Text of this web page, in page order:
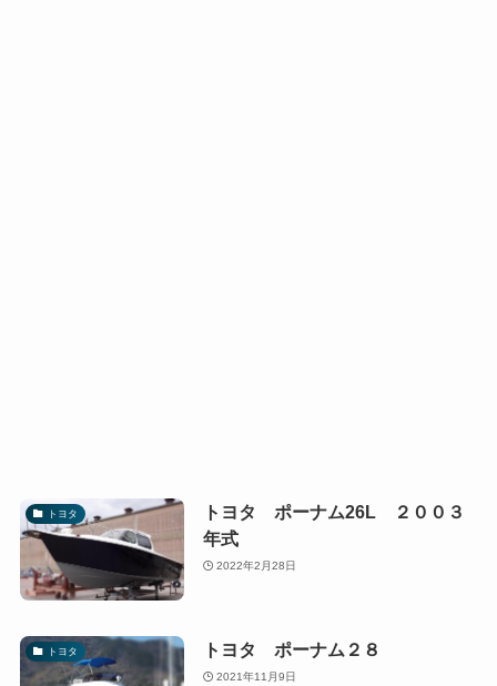
トヨタ
トヨタ ポーナム26L ２００３
年式
2022年2月28日
トヨタ トヨタ ポーナム２８
2021年11月9日